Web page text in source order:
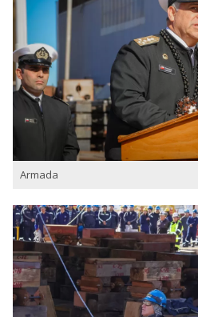
Armada